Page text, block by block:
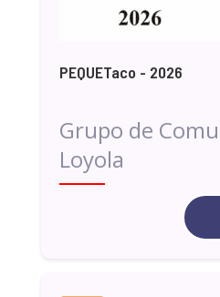
PEQUETaco - 2026
Grupo de
Loyola